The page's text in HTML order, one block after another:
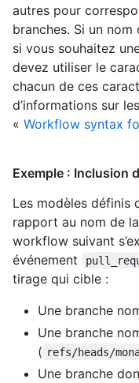
autres pour
branches. Si un nom
si vous souhaitez
devez utiliser le
chacun de ces
d’informations sur
« Workflow syntax
Exemple : Inclusion
Les modèles définis
rapport au nom de
workflow suivant
événement
tirage qui cible :
Une branche
Une branche
( refs/heads/
Une branche